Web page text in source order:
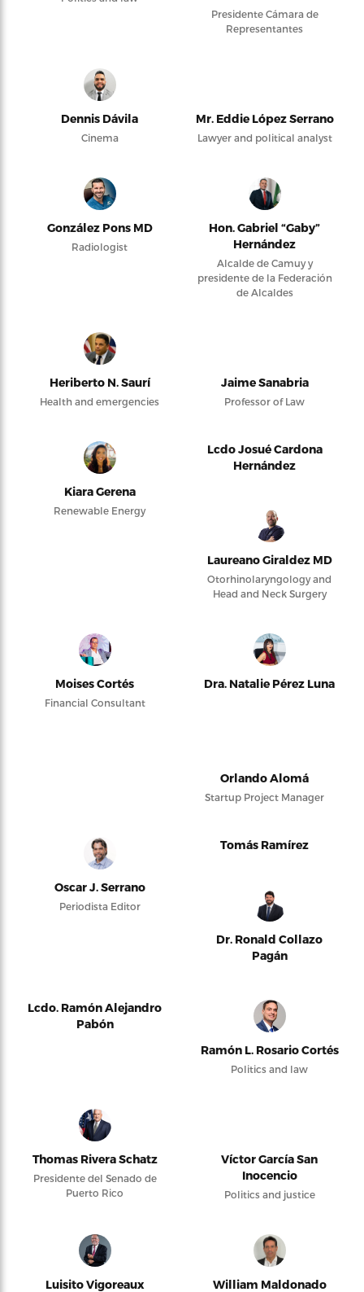
Presidente Cámara de
Representantes
Dennis Dávila
Cinema
Mr. Eddie López Serrano
Lawyer and political analyst
González Pons MD
Radiologist
Hon. Gabriel “Gaby”
Hernández
Alcalde de Camuy y
presidente de la Federación
de Alcaldes
Heriberto N. Saurí
Health and emergencies
Jaime Sanabria
Professor of Law
Kiara Gerena
Renewable Energy
Lcdo Josué Cardona
Hernández
Laureano Giraldez MD
Otorhinolaryngology and
Head and Neck Surgery
Moises Cortés
Financial Consultant
Dra. Natalie Pérez Luna
Orlando Alomá
Startup Project Manager
Oscar J. Serrano
Periodista Editor
Tomás Ramírez
Dr. Ronald Collazo
Pagán
Lcdo. Ramón Alejandro
Pabón
Ramón L. Rosario Cortés
Politics and law
Thomas Rivera Schatz
Presidente del Senado de
Puerto Rico
Víctor García San
Inocencio
Politics and justice
Luisito Vigoreaux William Maldonado